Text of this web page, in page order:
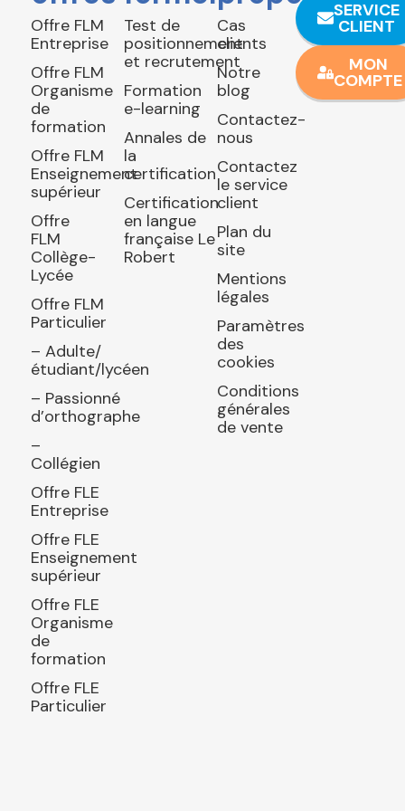
Offre FLM
Entreprise
Offre FLM
Organisme
de
formation
Offre FLM
Enseignement
supérieur
Offre
FLM
Collège-
Lycée
Offre FLM
Particulier
– Adulte/
étudiant/lycéen
– Passionné
d’orthographe
–
Collégien
Offre FLE
Entreprise
Offre FLE
Enseignement
supérieur
Offre FLE
Organisme
de
formation
Offre FLE
Particulier
Test de
positionnement
et recrutement
Formation
e-learning
Annales de
la
certification
Certification
en langue
française Le
Robert
Cas
clients
Notre
blog
Contactez-
nous
Contactez
le service
client
Plan du
site
Mentions
légales
Paramètres
des
cookies
Conditions
générales
de vente
SERVICE
CLIENT
MON
COMPTE